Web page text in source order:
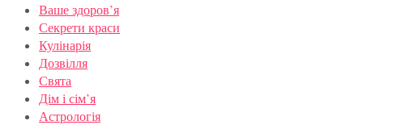
Ваше здоров’я
Секрети краси
Кулінарія
Дозвілля
Свята
Дім і сім’я
Астрологія